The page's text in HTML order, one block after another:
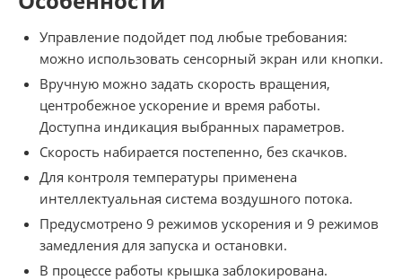
Управление подойдет под любые требования:
можно использовать сенсорный экран или кнопки.
Вручную можно задать скорость вращения,
центробежное ускорение и время работы.
Доступна индикация выбранных параметров.
Скорость набирается постепенно, без скачков.
Для контроля температуры применена
интеллектуальная система воздушного потока.
Предусмотрено 9 режимов ускорения и 9 режимов
замедления для запуска и остановки.
В процессе работы крышка заблокирована.